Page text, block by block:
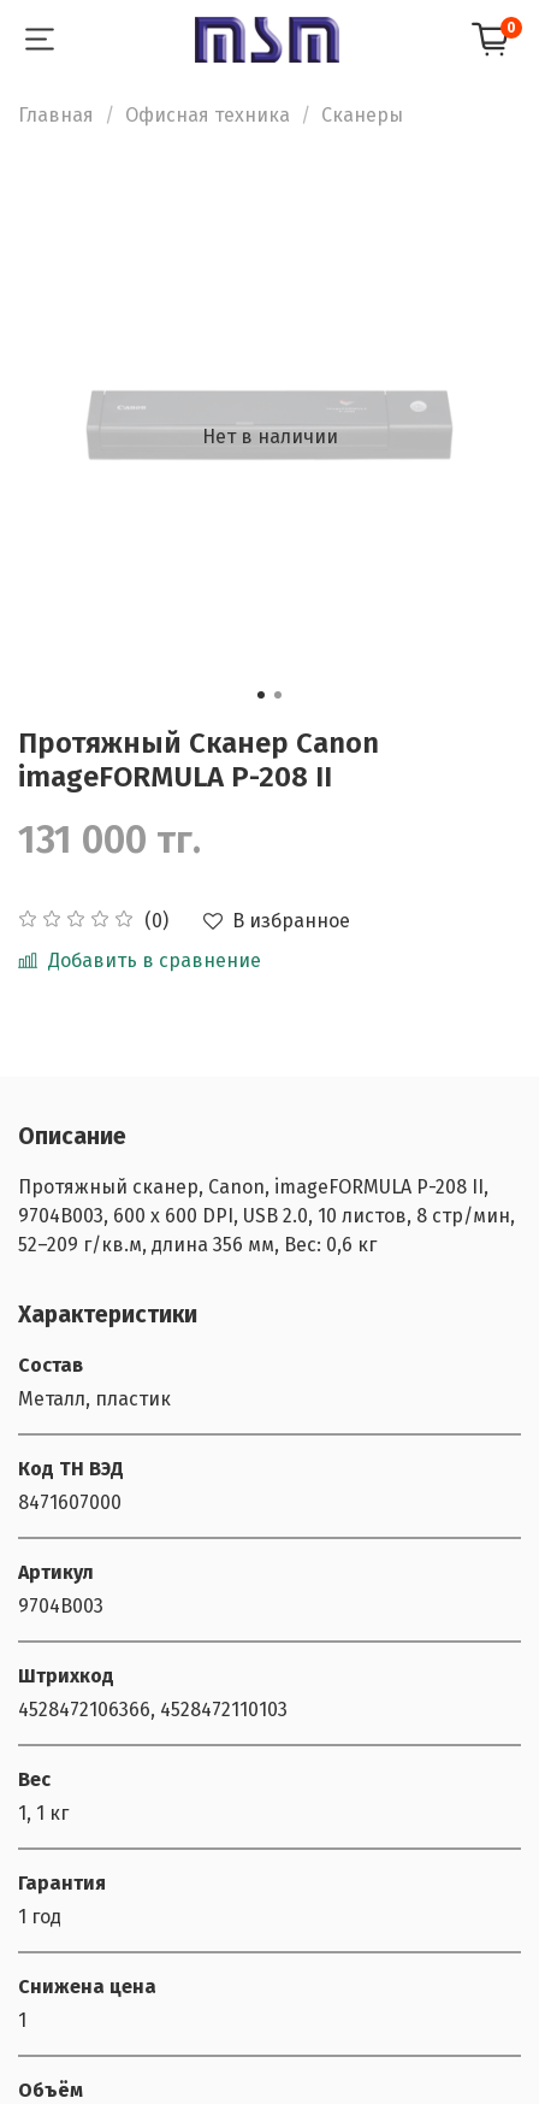
0
Главная Офисная техника Сканеры
Нет в наличии
Протяжный Сканер Canon
imageFORMULA P-208 II
(0)
В избранное
Добавить в сравнение
131 000 тг.
Описание
Протяжный сканер, Canon, imageFORMULA P-208 II,
9704B003, 600 x 600 DPI, USB 2.0, 10 листов, 8 стр/мин,
52–209 г/кв.м, длина 356 мм, Вес: 0,6 кг
Характеристики
Состав
Металл, пластик
Код ТН ВЭД
8471607000
Артикул
9704B003
Штрихкод
4528472106366, 4528472110103
Вес
1, 1 кг
Гарантия
1 год
Снижена цена
1
Объём